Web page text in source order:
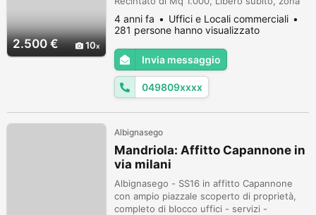
2.500 € 10
artigianale/Industriale, Laboratorio con
Bagni ed Uffici + spogliatoio, uffici e
soppalco, Richiesti €. 2.500 mese trattabili,
possibilità di vendita. Codice di Riferimento
Agenzia: LC720 (913916)
4 anni fa
Uffici e Locali commerciali
281 persone hanno visualizzato
Invia messaggio
049809xxxx
Albignasego
Mandriola: Affitto Capannone in
via milani
Albignasego - SS16 in affitto Capannone
con ampio piazzale scoperto di proprietà,
completo di blocco uffici - servizi -